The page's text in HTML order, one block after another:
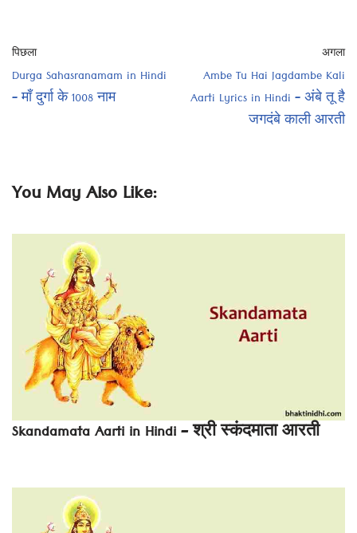
पिछला
Durga Sahasranamam in Hindi
– माँ दुर्गा के 1008 नाम
अगला
Ambe Tu Hai Jagdambe Kali
Aarti Lyrics in Hindi – अंबे तू है
जगदंबे काली आरती
You May Also Like:
Skandamata Aarti in Hindi – श्री स्कंदमाता आरती